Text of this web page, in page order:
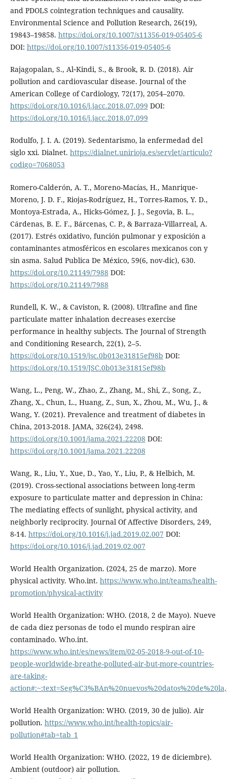
and PDOLS cointegration techniques and causality.
Environmental Science and Pollution Research, 26(19),
19843–19858. https://doi.org/10.1007/s11356-019-05405-6
DOI: https://doi.org/10.1007/s11356-019-05405-6
Rajagopalan, S., Al‐Kindi, S., & Brook, R. D. (2018). Air
pollution and cardiovascular disease. Journal of the
American College of Cardiology, 72(17), 2054–2070.
https://doi.org/10.1016/j.jacc.2018.07.099 DOI:
https://doi.org/10.1016/j.jacc.2018.07.099
Rodulfo, J. I. A. (2019). Sedentarismo, la enfermedad del
siglo xxi. Dialnet. https://dialnet.unirioja.es/servlet/articulo?
codigo=7068053
Romero-Calderón, A. T., Moreno-Macías, H., Manrique-
Moreno, J. D. F., Riojas-Rodríguez, H., Torres-Ramos, Y. D.,
Montoya-Estrada, A., Hicks-Gómez, J. J., Segovia, B. L.,
Cárdenas, B. E. F., Bárcenas, C. P., & Barraza‐Villarreal, A.
(2017). Estrés oxidativo, función pulmonar y exposición a
contaminantes atmosféricos en escolares mexicanos con y
sin asma. Salud Publica De México, 59(6, nov-dic), 630.
https://doi.org/10.21149/7988 DOI:
https://doi.org/10.21149/7988
Rundell, K. W., & Caviston, R. (2008). Ultrafine and fine
particulate matter inhalation decreases exercise
performance in healthy subjects. The Journal of Strength
and Conditioning Research, 22(1), 2–5.
https://doi.org/10.1519/jsc.0b013e31815ef98b DOI:
https://doi.org/10.1519/JSC.0b013e31815ef98b
Wang, L., Peng, W., Zhao, Z., Zhang, M., Shi, Z., Song, Z.,
Zhang, X., Chun, L., Huang, Z., Sun, X., Zhou, M., Wu, J., &
Wang, Y. (2021). Prevalence and treatment of diabetes in
China, 2013-2018. JAMA, 326(24), 2498.
https://doi.org/10.1001/jama.2021.22208 DOI:
https://doi.org/10.1001/jama.2021.22208
Wang, R., Liu, Y., Xue, D., Yao, Y., Liu, P., & Helbich, M.
(2019). Cross-sectional associations between long-term
exposure to particulate matter and depression in China:
The mediating effects of sunlight, physical activity, and
neighborly reciprocity. Journal Of Affective Disorders, 249,
8-14. https://doi.org/10.1016/j.jad.2019.02.007 DOI:
https://doi.org/10.1016/j.jad.2019.02.007
World Health Organization. (2024, 25 de marzo). More
physical activity. Who.int. https://www.who.int/teams/health-
promotion/physical-activity
World Health Organization: WHO. (2018, 2 de Mayo). Nueve
de cada diez personas de todo el mundo respiran aire
contaminado. Who.int.
https://www.who.int/es/news/item/02-05-2018-9-out-of-10-
people-worldwide-breathe-polluted-air-but-more-countries-
are-taking-
World Health Organization: WHO. (2019, 30 de julio). Air
pollution. https://www.who.int/health-topics/air-
pollution#tab=tab_1
World Health Organization: WHO. (2022, 19 de diciembre).
Ambient (outdoor) air pollution.